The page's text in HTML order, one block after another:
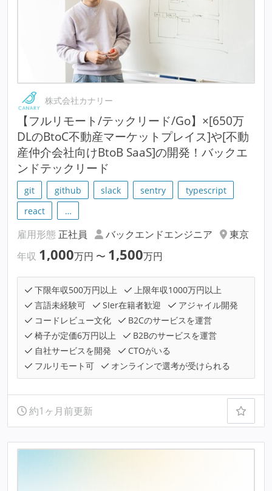
株式会社カナリー
【フルリモート/テックリード/Go】×[650万
DLのBtoC不動産マーケットプレイス]や[不動
産仲介会社向けBtoB SaaS]の開発！バックエ
ンドテックリード
git github slack sentry
typescript
react
…
雇用形態 正社員 バックエンドエンジニア
東京
年収 1,000万円 〜 1,500万円
下限年収500万円以上
上限年収1000万円以上
言語未経験可
SIer在籍者歓迎
アジャイル開発
コードレビュー文化
B2Cのサービスを運営
椅子が定価6万円以上
B2Bのサービスを運営
自社サービスを開発
CTOがいる
フルリモート可
オンラインで選考が受けられる
約1ヶ月前更新